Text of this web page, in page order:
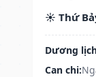
☀️ Thứ
Dương
Can chi: